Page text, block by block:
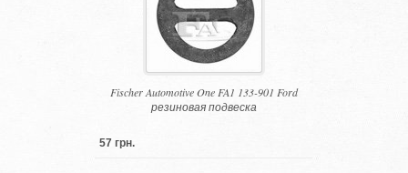
Fischer Automotive One FA1 133-901 Ford
резиновая подвеска
57 грн.